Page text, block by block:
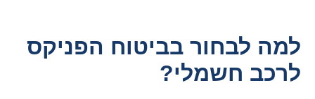
למה לבחור בביטוח הפניקס
לרכב חשמלי?